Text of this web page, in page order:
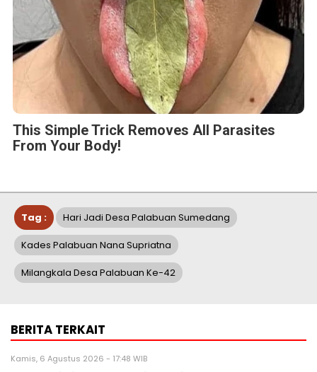
This Simple Trick Removes All Parasites
From Your Body!
Tag : Hari Jadi Desa Palabuan Sumedang
Kades Palabuan Nana Supriatna
Milangkala Desa Palabuan Ke-42
BERITA TERKAIT
Kamis, 6 Agustus 2026 - 17:48 WIB